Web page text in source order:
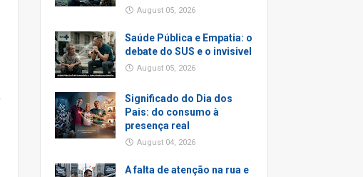
August 05, 2026
Saúde Pública e Empatia: o
debate do SUS e o invisivel
August 05, 2026
Significado do Dia dos
Pais: do consumo à
presença real
August 04, 2026
A falta de atenção na rua e